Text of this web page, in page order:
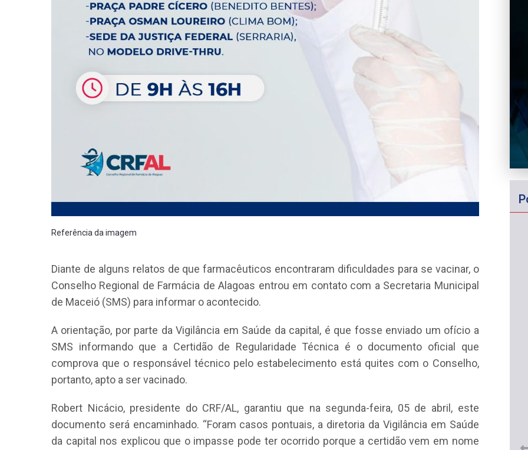
Referência da imagem
Diante de alguns relatos de que farmacêuticos encontraram dificuldades para se vacinar, o
Conselho Regional de Farmácia de Alagoas entrou em contato com a Secretaria Municipal
de Maceió (SMS) para informar o acontecido.
A orientação, por parte da Vigilância em Saúde da capital, é que fosse enviado um ofício a
SMS informando que a Certidão de Regularidade Técnica é o documento oficial que
comprova que o responsável técnico pelo estabelecimento está quites com o Conselho,
portanto, apto a ser vacinado.
Robert Nicácio, presidente do CRF/AL, garantiu que na segunda-feira, 05 de abril, este
documento será encaminhado. “Foram casos pontuais, a diretoria da Vigilância em Saúde
da capital nos explicou que o impasse pode ter ocorrido porque a certidão vem em nome
CRF-AL reforça importância do
da Anvisa sobre medicamentos à
base de Cannabis
29 de janeiro de 2026
do acesso gratuito à Academia
Virtual de Farmácia
26 de maio de 2026